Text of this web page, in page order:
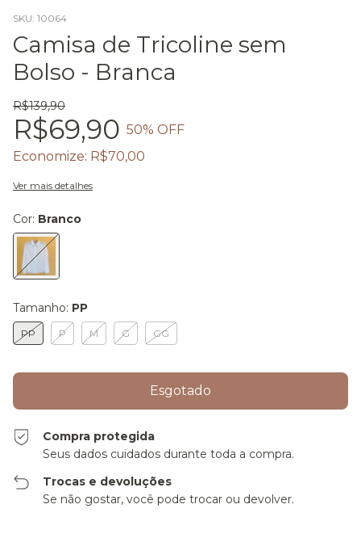
SKU: 10064
Camisa de Tricoline sem
Bolso - Branca
R$139,90
R$69,90 50% OFF
Economize: R$70,00
Ver mais detalhes
Cor: Branco
Tamanho: PP
PP P M G GG
Compra protegida
Seus dados cuidados durante toda a compra.
Trocas e devoluções
Se não gostar, você pode trocar ou devolver.